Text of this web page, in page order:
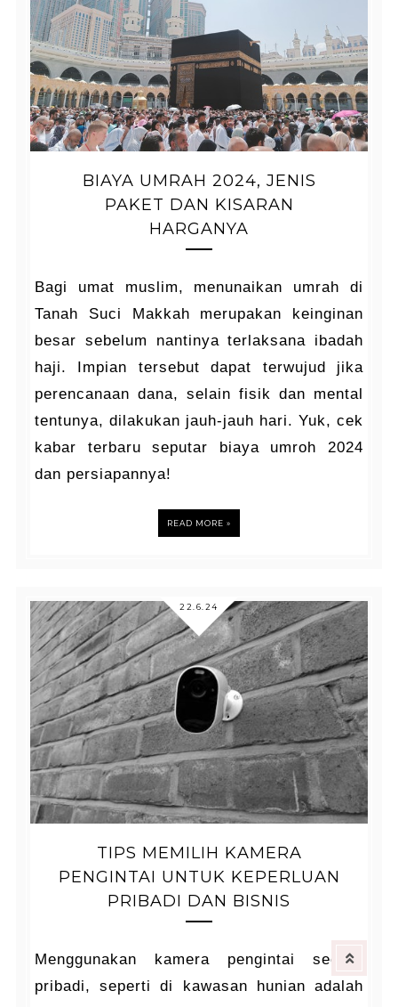
BIAYA UMRAH 2024, JENIS
PAKET DAN KISARAN
HARGANYA
Bagi umat muslim, menunaikan umrah di
Tanah Suci Makkah merupakan keinginan
besar sebelum nantinya terlaksana ibadah
haji. Impian tersebut dapat terwujud jika
perencanaan dana, selain fisik dan mental
tentunya, dilakukan jauh-jauh hari. Yuk, cek
kabar terbaru seputar biaya umroh 2024
dan persiapannya!
READ MORE »
22.6.24
TIPS MEMILIH KAMERA
PENGINTAI UNTUK KEPERLUAN
PRIBADI DAN BISNIS
Menggunakan kamera pengintai secara
pribadi, seperti di kawasan hunian adalah